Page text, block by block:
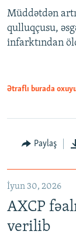
Müddətdən
qulluqçusu,
infarktından
Ətraflı burada
Paylaş
İyun 30, 2026
AXCP
verilib